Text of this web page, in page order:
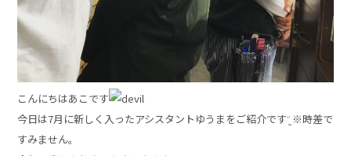
こんにちはあこです
今日は7月に新しく入ったアシスタントゆうまをご紹介です¨̮ ※時差で
すみません。